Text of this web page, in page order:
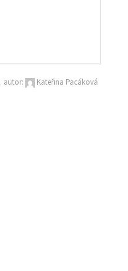
autor: Kateřina Pacáková